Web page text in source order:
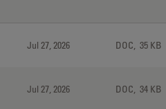
Jul 27, 2026 DOC, 35 KB
Jul 27, 2026 DOC, 34 KB